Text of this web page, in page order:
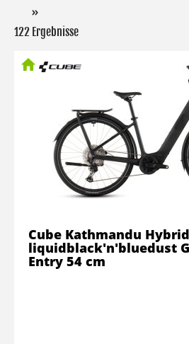
»
122 Ergebnisse
Cube Kathmandu Hybrid
liquidblack'n'bluedust
Entry 54 cm